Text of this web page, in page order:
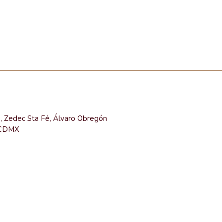
Zedec Sta Fé, Álvaro Obregón